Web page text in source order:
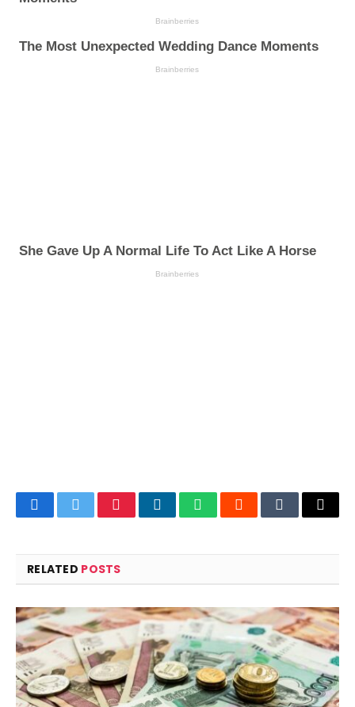
FacebookTwitterPinterestLinkedInWhatsAppRedditTumblrEmail
RELATED POSTS